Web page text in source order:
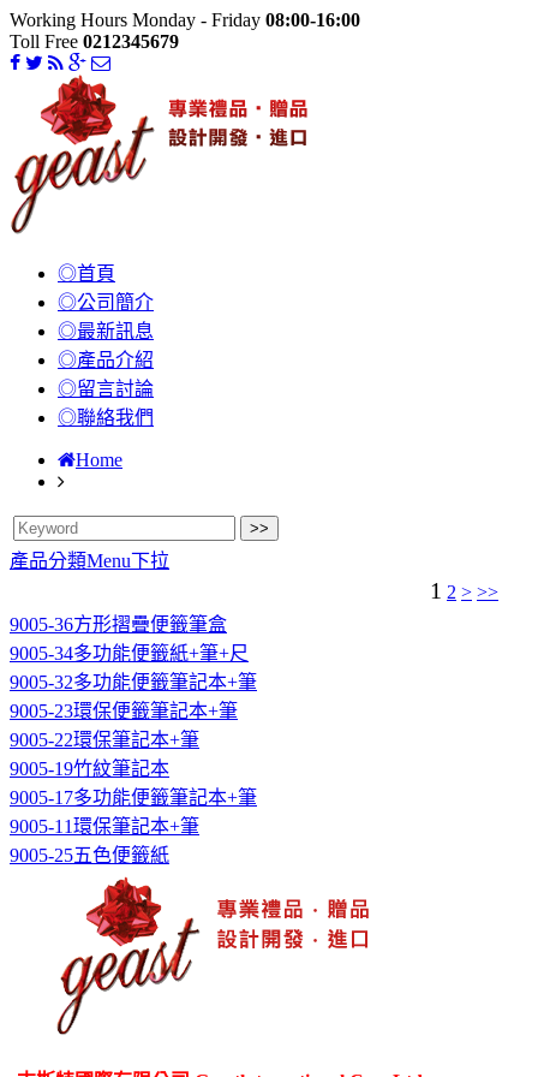
Working Hours Monday - Friday 08:00-16:00
Toll Free 0212345679
◎首頁
◎公司簡介
◎最新訊息
◎產品介紹
◎留言討論
◎聯絡我們
Home
產品分類Menu下拉
1 2 > >>
9005-36方形摺疊便籤筆盒
9005-34多功能便籤紙+筆+尺
9005-32多功能便籤筆記本+筆
9005-23環保便籤筆記本+筆
9005-22環保筆記本+筆
9005-19竹紋筆記本
9005-17多功能便籤筆記本+筆
9005-11環保筆記本+筆
9005-25五色便籤紙